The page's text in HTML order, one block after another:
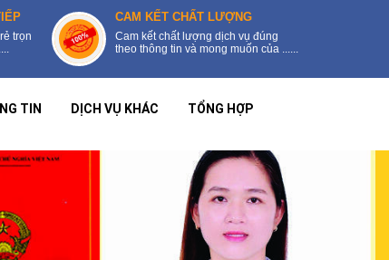
trọn
CAM KẾT CHẤT LƯỢNG
Cam kết chất lượng dịch vụ đúng
theo thông tin và mong muốn của ......
TIN DỊCH VỤ KHÁC TỔNG HỢP